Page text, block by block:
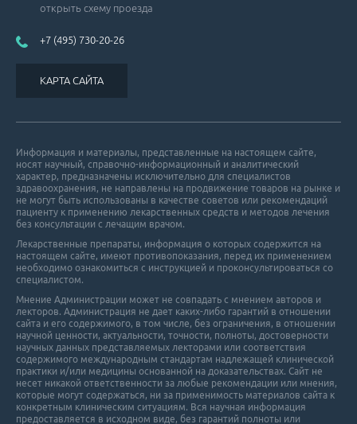
открыть схему проезда
+7 (495) 730-20-26
КАРТА САЙТА
Информация и материалы, представленные на настоящем сайте,
носят научный, справочно-информационный и аналитический
характер, предназначены исключительно для специалистов
здравоохранения, не направлены на продвижение товаров на рынке и
не могут быть использованы в качестве советов или рекомендаций
пациенту к применению лекарственных средств и методов лечения
без консультации с лечащим врачом.
Лекарственные препараты, информация о которых содержится на
настоящем сайте, имеют противопоказания, перед их применением
необходимо ознакомиться с инструкцией и проконсультироваться со
специалистом.
Мнение Администрации может не совпадать с мнением авторов и
лекторов. Администрация не дает каких-либо гарантий в отношении
cайта и его cодержимого, в том числе, без ограничения, в отношении
научной ценности, актуальности, точности, полноты, достоверности
научных данных представляемых лекторами или соответствия
содержимого международным стандартам надлежащей клинической
практики и/или медицины основанной на доказательствах. Сайт не
несет никакой ответственности за любые рекомендации или мнения,
которые могут содержаться, ни за применимость материалов сайта к
конкретным клиническим ситуациям. Вся научная информация
предоставляется в исходном виде, без гарантий полноты или